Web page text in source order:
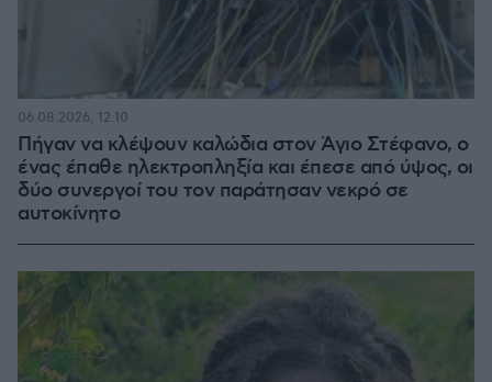
Πήγαν να κλέψουν καλώδια στον Άγιο Στέφανο, ο
ένας έπαθε ηλεκτροπληξία και έπεσε από ύψος, οι
δύο συνεργοί του τον παράτησαν νεκρό σε
αυτοκίνητο
06.08.2026, 12:10